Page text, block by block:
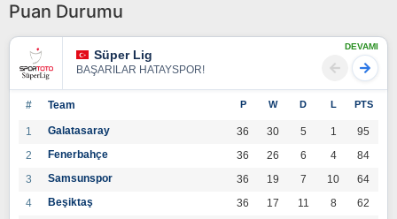
Puan Durumu
Süper Lig
BAŞARILAR HATAYSPOR!
DEVAMI
# Team P W D L PTS
1 Galatasaray 36 30 5 1
95
2
Fenerbahçe 36 26 6 4
84
3
Samsunspor 36 19 7 10
64
4
Beşiktaş 36 17 11 8
62